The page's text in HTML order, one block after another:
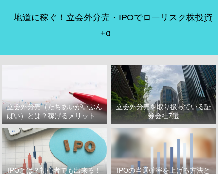
地道に稼ぐ！立会外分売・IPOでローリスク株投資
+α
立会外分売（たちあいがいぶん
ばい）とは？稼げるメリット・
デメリット
立会外分売を取り扱っている証
券会社7選
IPOとは？初心者でも出来る！
IPOの当選確率を上げる方法と